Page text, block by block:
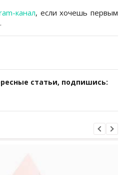
канал, если хочешь первым
статьи, подпишись: